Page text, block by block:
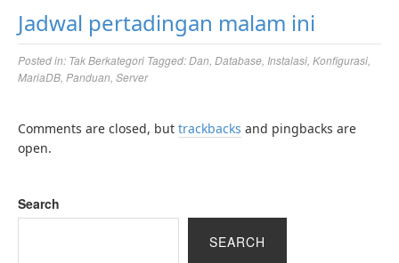
Jadwal pertadingan malam ini
Posted in: Tak Berkategori Tagged:Dan Database Instalasi Konfigurasi
MariaDB Panduan Server
Comments are closed, but trackbacks and pingbacks are
open.
Search
SEARCH